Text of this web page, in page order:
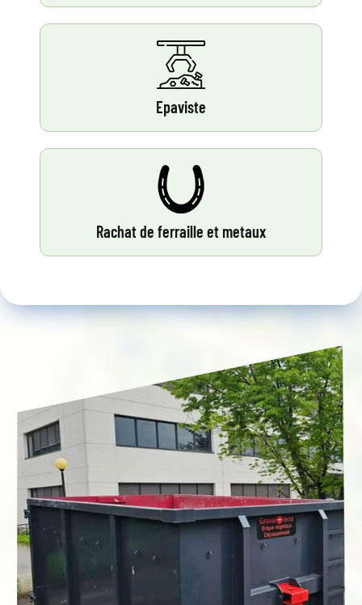
Epaviste
Rachat de ferraille et metaux